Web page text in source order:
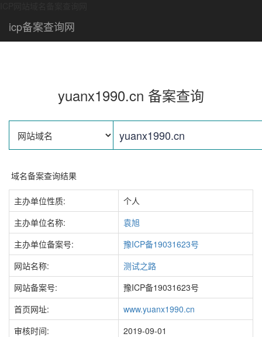
icp备案查询网
yuanx1990.cn 备案查询
域名备案查询结果
主办单位性质:
个人
主办单位名称:
袁旭
主办单位备案号:
豫ICP备19031623号
网站名称:
测试之路
网站备案号:
豫ICP备19031623号
首页网址:
www.yuanx1990.cn
审核时间:
2019-09-01